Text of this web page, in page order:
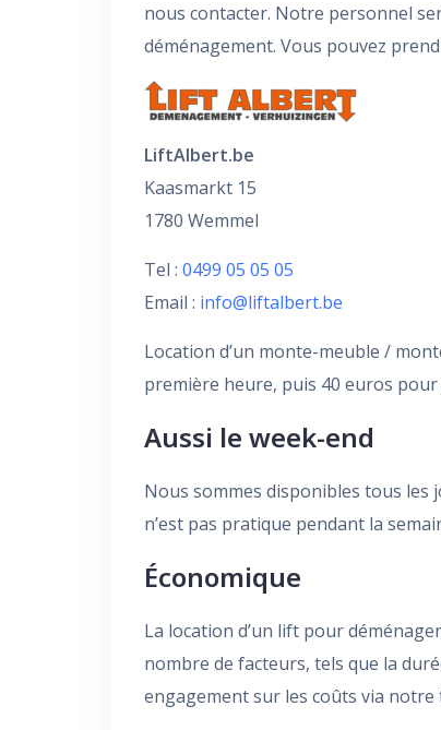
nous contacter. Notre personnel
déménagement. Vous pouvez
LiftAlbert.be
Kaasmarkt 15
1780 Wemmel
Tel : 0499 05 05 05
Email : info@liftalbert.be
Location d’un monte-meuble /
première heure, puis 40 euros
Aussi le week-end
Nous sommes disponibles tous les
n’est pas pratique pendant la
Économique
La location d’un lift pour
nombre de facteurs, tels que la
engagement sur les coûts via notre